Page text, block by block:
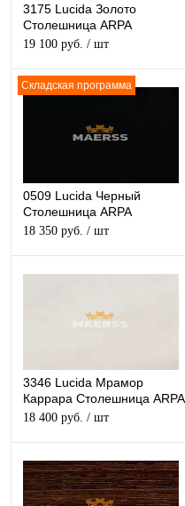
3175 Lucida Золото
Столешница ARPA
глянцевая
19 100 руб. / шт
Складская программа
0509 Lucida Черный
Столешница ARPA
глянцевая
18 350 руб. / шт
3346 Lucida Мрамор
Каррара Столешница ARPA
глянцевая
18 400 руб. / шт